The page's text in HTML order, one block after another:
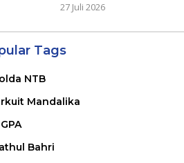
27 Juli 2026
Tags
NTB
Mandalika
Bahri